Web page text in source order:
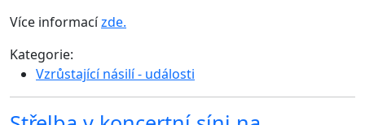
Více informacízde.
Kategorie:
Vzrůstající násilí - události